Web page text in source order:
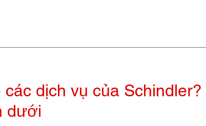
dịch vụ của Schindler?
dưới